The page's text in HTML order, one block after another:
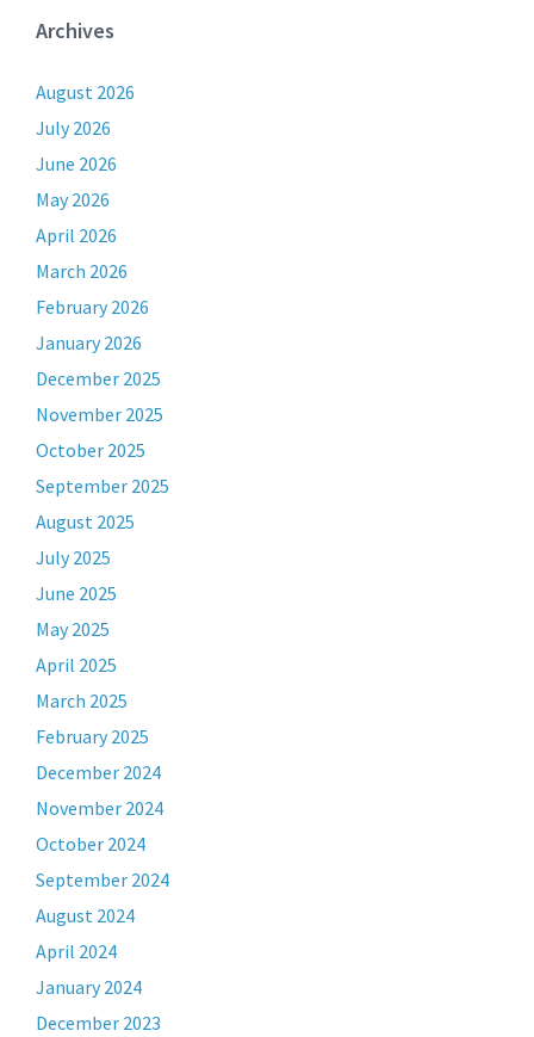
Archives
August 2026
July 2026
June 2026
May 2026
April 2026
March 2026
February 2026
January 2026
December 2025
November 2025
October 2025
September 2025
August 2025
July 2025
June 2025
May 2025
April 2025
March 2025
February 2025
December 2024
November 2024
October 2024
September 2024
August 2024
April 2024
January 2024
December 2023